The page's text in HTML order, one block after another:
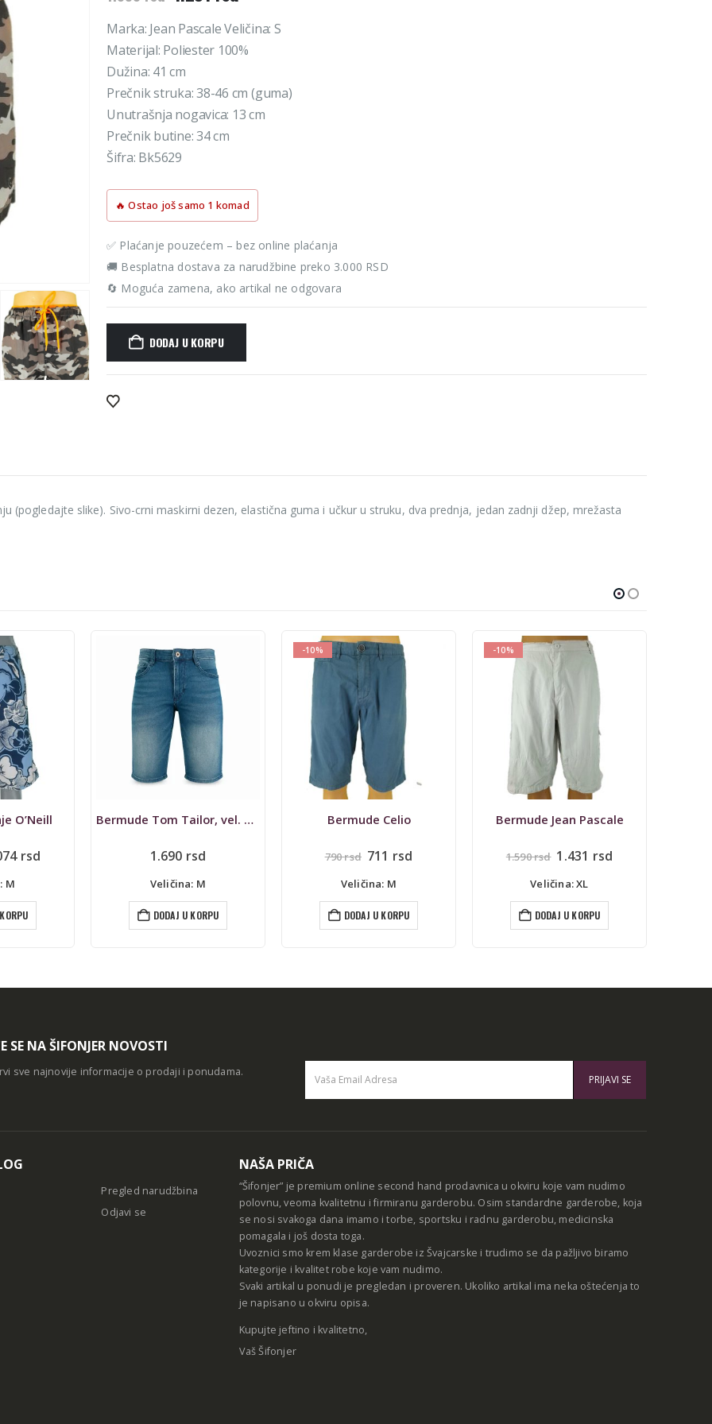
cena
je
bila:
1.390 rsd.
cena
je:
1.251 rsd.
Marka: Jean Pascale Veličina: S
Materijal: Poliester 100%
Dužina: 41 cm
Prečnik struka: 38-46 cm (guma)
Unutrašnja nogavica: 13 cm
Prečnik butine: 34 cm
Šifra: Bk5629
🔥 Ostao još samo 1 komad
✅ Plaćanje pouzećem – bez online plaćanja
🚚 Besplatna dostava za narudžbine preko 3.000 RSD
🔄 Moguća zamena, ako artikal ne odgovara
DODAJ U KORPU
Alternative:
(pogledajte slike). Sivo-crni maskirni dezen, elastična guma i učkur u struku, dva prednja, jedan zadnji džep, mrežasta
O’Neill
rsd.
rsd
M
Bermude Tom Tailor, vel. M/W32, Josh
1.690 rsd
Veličina: M
DODAJ U KORPU
-10%
Bermude Celio
790rsd Originalna
je
bila:
790 rsd.
711 rsd
Veličina: M
DODAJ U KORPU
-10%
Bermude Jean Pascale
1.590rsd Originalna
je
bila:
1.590 rsd.
1.431 rsd
Veličina: XL
DODAJ U KORPU
SE NA ŠIFONJER NOVOSTI
sve najnovije informacije o prodaji i ponudama.
Pregled narudžbina
Odjavi se
NAŠA PRIČA
“Šifonjer” je premium online second hand prodavnica u okviru koje vam nudimo
polovnu, veoma kvalitetnu i firmiranu garderobu. Osim standardne garderobe, koja
se nosi svakoga dana imamo i torbe, sportsku i radnu garderobu, medicinska
pomagala i još dosta toga.
Uvoznici smo krem klase garderobe iz Švajcarske i trudimo se da pažljivo biramo
kategorije i kvalitet robe koje vam nudimo.
Svaki artikal u ponudi je pregledan i proveren. Ukoliko artikal ima neka oštećenja to
je napisano u okviru opisa.
Kupujte jeftino i kvalitetno,
Vaš Šifonjer